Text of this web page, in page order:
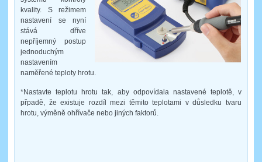
kvality. S režimem
nastavení se nyní
stává dříve
nepříjemný postup
jednoduchým
nastavením
naměřené teploty hrotu.
*Nastavte teplotu hrotu tak, aby odpovídala nastavené teplotě, v
přpadě, že existuje rozdíl mezi těmito teplotami v důsledku tvaru
hrotu, výměně ohřívače nebo jiných faktorů.